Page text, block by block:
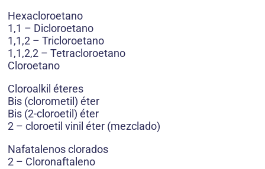
Hexacloroetano
1,1 – Dicloroetano
1,1,2 – Tricloroetano
1,1,2,2 – Tetracloroetano
Cloroetano
Cloroalkil éteres
Bis (clorometil) éter
Bis (2-cloroetil) éter
2 – cloroetil vinil éter (mezclado)
Nafatalenos clorados
2 – Cloronaftaleno